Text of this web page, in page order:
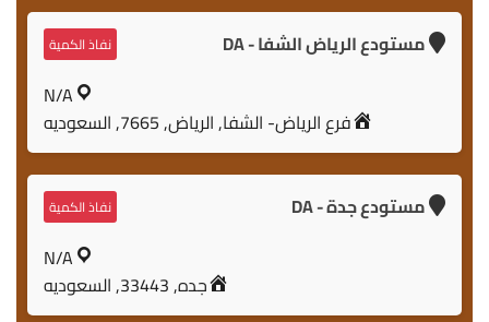
مستودع الرياض الشفا - DA نفاذ الكمية
N/A
فرع الرياض- الشفا, الرياض, 7665, السعوديه
مستودع جدة - DA نفاذ الكمية
N/A
جده, 33443, السعوديه